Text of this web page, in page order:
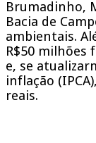
Brumadinho,
Bacia de
ambientais.
R$50 milhões
e, se
inflação
reais.